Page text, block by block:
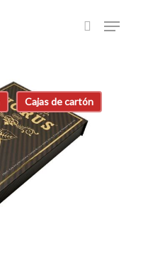
search
Menu
Cajas de cartón